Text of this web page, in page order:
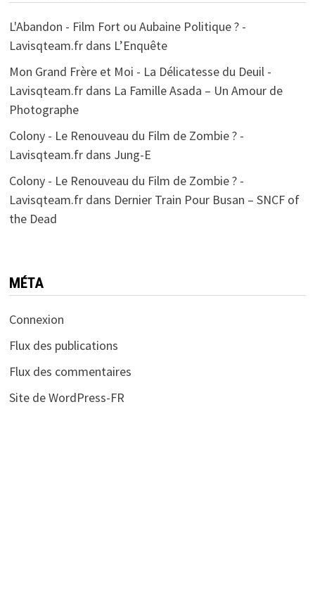
L'Abandon - Film Fort ou Aubaine Politique ? -
Lavisqteam.frdans L’Enquête
Mon Grand Frère et Moi - La Délicatesse du Deuil -
Lavisqteam.frdans La Famille Asada – Un Amour de
Photographe
Colony - Le Renouveau du Film de Zombie ? -
Lavisqteam.frdans Jung-E
Colony - Le Renouveau du Film de Zombie ? -
Lavisqteam.frdans Dernier Train Pour Busan – SNCF of
the Dead
MÉTA
Connexion
Flux des publications
Flux des commentaires
Site de WordPress-FR